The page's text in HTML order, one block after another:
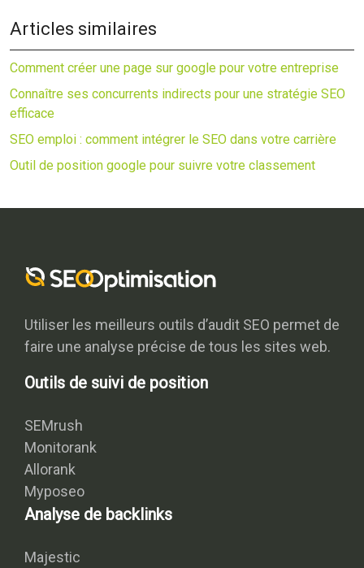
Articles similaires
Comment créer une page sur google pour votre entreprise
Connaître ses concurrents indirects pour une stratégie SEO
efficace
SEO emploi : comment intégrer le SEO dans votre carrière
Outil de position google pour suivre votre classement
Utiliser les meilleurs outils d’audit SEO permet de
faire une analyse précise de tous les sites web.
Outils de suivi de position
SEMrush
Monitorank
Allorank
Myposeo
Analyse de backlinks
Majestic